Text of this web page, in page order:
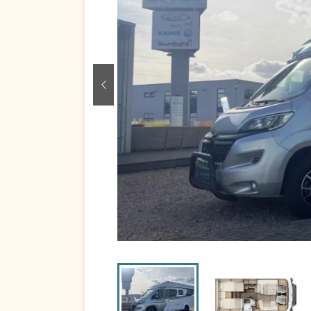
zurück